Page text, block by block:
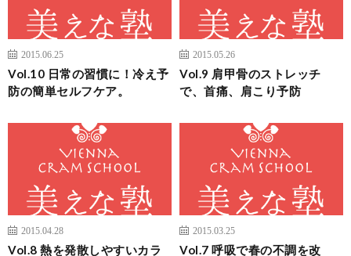
2015.06.25
Vol.10 日常の習慣に！冷え予
防の簡単セルフケア。
2015.05.26
Vol.9 肩甲骨のストレッチ
で、首痛、肩こり予防
2015.04.28
Vol.8 熱を発散しやすいカラ
2015.03.25
Vol.7 呼吸で春の不調を改